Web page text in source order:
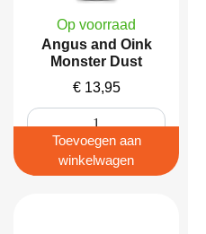
Op voorraad
Angus and Oink
Monster Dust
€13,95
Toevoegen aan
winkelwagen